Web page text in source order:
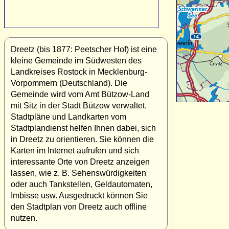
Dreetz (bis 1877: Peetscher Hof) ist eine
kleine Gemeinde im Südwesten des
Landkreises Rostock in Mecklenburg-
Vorpommern (Deutschland). Die
Gemeinde wird vom Amt Bützow-Land
mit Sitz in der Stadt Bützow verwaltet.
Stadtpläne und Landkarten vom
Stadtplandienst helfen Ihnen dabei, sich
in Dreetz zu orientieren. Sie können die
Karten im Internet aufrufen und sich
interessante Orte von Dreetz anzeigen
lassen, wie z. B. Sehenswürdigkeiten
oder auch Tankstellen, Geldautomaten,
Imbisse usw. Ausgedruckt können Sie
den Stadtplan von Dreetz auch offline
nutzen.